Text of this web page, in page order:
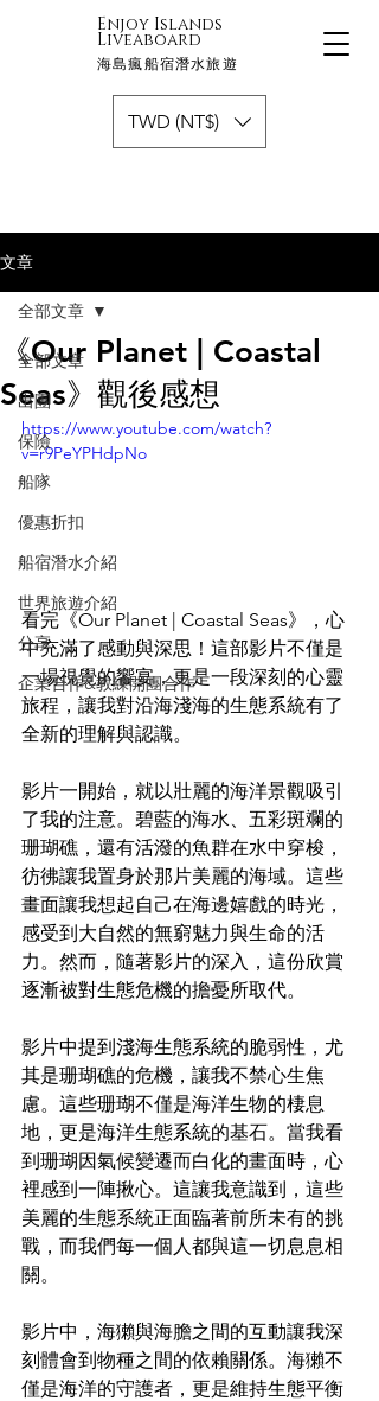
Enjoy Islands
Liveaboard
海島瘋船宿潛水旅遊
TWD (NT$)
文章
全部文章
出團
保險
船隊
優惠折扣
船宿潛水介紹
世界旅遊介紹
分享
企業合作&教練開團合作
全部文章
《Our Planet | Coastal
Seas》觀後感想
https://www.youtube.com/watch?
v=r9PeYPHdpNo
看完《Our Planet | Coastal Seas》，心
中充滿了感動與深思！這部影片不僅是
一場視覺的饗宴，更是一段深刻的心靈
旅程，讓我對沿海淺海的生態系統有了
全新的理解與認識。
影片一開始，就以壯麗的海洋景觀吸引
了我的注意。碧藍的海水、五彩斑斕的
珊瑚礁，還有活潑的魚群在水中穿梭，
彷彿讓我置身於那片美麗的海域。這些
畫面讓我想起自己在海邊嬉戲的時光，
感受到大自然的無窮魅力與生命的活
力。然而，隨著影片的深入，這份欣賞
逐漸被對生態危機的擔憂所取代。
影片中提到淺海生態系統的脆弱性，尤
其是珊瑚礁的危機，讓我不禁心生焦
慮。這些珊瑚不僅是海洋生物的棲息
地，更是海洋生態系統的基石。當我看
到珊瑚因氣候變遷而白化的畫面時，心
裡感到一陣揪心。這讓我意識到，這些
美麗的生態系統正面臨著前所未有的挑
戰，而我們每一個人都與這一切息息相
關。
影片中，海獺與海膽之間的互動讓我深
刻體會到物種之間的依賴關係。海獺不
僅是海洋的守護者，更是維持生態平衡